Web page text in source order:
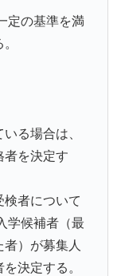
定の基準を満
る場合は、
者を決定す
者について
学候補者（最
）が募集人
決定する。